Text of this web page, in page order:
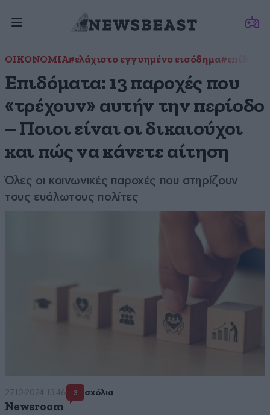
ΟΙΚΟΝΟΜΙΑ#ελάχιστο εγγυημένο εισόδημα#επίδομα
Επιδόματα: 13 παροχές που
«τρέχουν» αυτήν την περίοδο
– Ποιοι είναι οι δικαιούχοι
και πώς να κάνετε αίτηση
Όλες οι κοινωνικές παροχές που στηρίζουν
τους ευάλωτους πολίτες
27·10·2024 13:46 3 σχόλια
Newsroom